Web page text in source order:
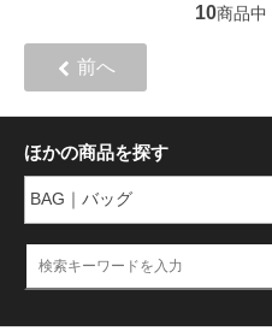
10商品中
前へ
ほかの商品を探す